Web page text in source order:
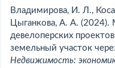
Владимирова, И. Л.,
Цыганкова, А. А. (2024).
девелоперских
земельный участок
Недвижимость: